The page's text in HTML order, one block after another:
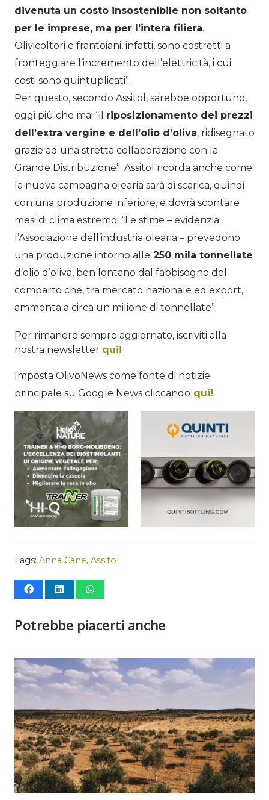
divenuta un costo insostenibile non soltanto
per le imprese, ma per l’intera filiera.
Olivicoltori e frantoiani, infatti, sono costretti a
fronteggiare l’incremento dell’elettricità, i cui
costi sono quintuplicati”.
Per questo, secondo Assitol, sarebbe opportuno,
oggi più che mai “il riposizionamento dei prezzi
dell’extra vergine e dell’olio d’oliva, ridisegnato
grazie ad una stretta collaborazione con la
Grande Distribuzione”. Assitol ricorda anche come
la nuova campagna olearia sarà di scarica, quindi
con una produzione inferiore, e dovrà scontare
mesi di clima estremo. “Le stime – evidenzia
l’Associazione dell’industria olearia – prevedono
una produzione intorno alle 250 mila tonnellate
d’olio d’oliva, ben lontano dal fabbisogno del
comparto che, tra mercato nazionale ed export,
ammonta a circa un milione di tonnellate”.
Per rimanere sempre aggiornato, iscriviti alla
nostra newsletter qui!
Imposta OlivoNews come fonte di notizie
principale su Google News cliccando qui!
Tags: Anna Cane, Assitol
Potrebbe piacerti anche